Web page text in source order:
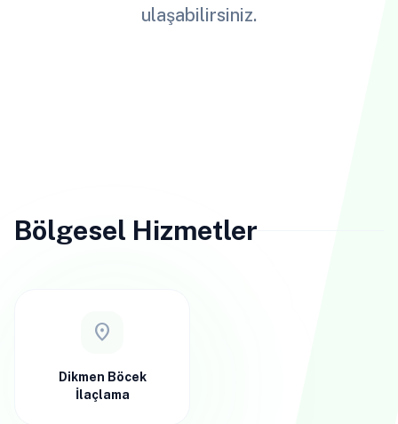
ulaşabilirsiniz.
Bölgesel Hizmetler
location_on
Dikmen Böcek
İlaçlama